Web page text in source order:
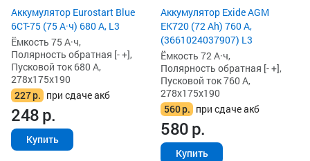
Аккумулятор Eurostart Blue
6CT-75 (75 А·ч) 680 А, L3
Ёмкость 75 А·ч,
Полярность обратная [- +],
Пусковой ток 680 А,
278x175x190
227р. при сдаче акб
248р.
Купить
Аккумулятор Exide AGM
EK720 (72 Ah) 760 А,
(3661024037907) L3
Ёмкость 72 А·ч,
Полярность обратная [- +],
Пусковой ток 760 А,
278x175x190
560р. при сдаче акб
580р.
Купить